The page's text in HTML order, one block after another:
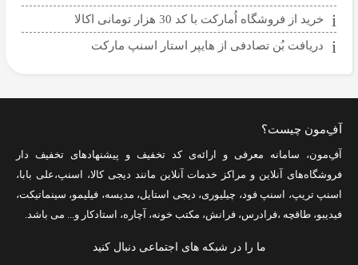
خرید از فروشگاه اُمارکت با کد 30 هزار تومانی اکالا
دریافت بُن تصادفی از هایپر استار اسنپ مارکت
آفِ‌مون چیست؟
آفِ‌مون، سامانه معرفی و ارائه‌یکد تخفیف و پیشنهادهای تخفیف دار
فروشگاه‌های آنلاین و مراکز خدمات آنلاین مانند دیجی کالا، اسنپ،علی بابا،
اسنپ تریپ، اسنپ فود، چیلیوری، دیجی استایل، مدیسه، فیلیمو، سینماتیکت،
فیدیبو، طاقچه ،فرادرس، فرانش، مکتب خونه، آچاره، استادکار و... می باشد.
ما را در شبکه های اجتماعی دنبال کنید